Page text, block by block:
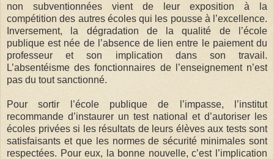
non subventionnées vient de leur exposition à la
compétition des autres écoles qui les pousse à l’excellence.
Inversement, la dégradation de la qualité de l’école
publique est née de l’absence de lien entre le paiement du
professeur et son implication dans son travail.
L’absentéisme des fonctionnaires de l’enseignement n’est
pas du tout sanctionné.
Pour sortir l’école publique de l’impasse, l’institut
recommande d’instaurer un test national et d’autoriser les
écoles privées si les résultats de leurs élèves aux tests sont
satisfaisants et que les normes de sécurité minimales sont
respectées. Pour eux, la bonne nouvelle, c’est l’implication